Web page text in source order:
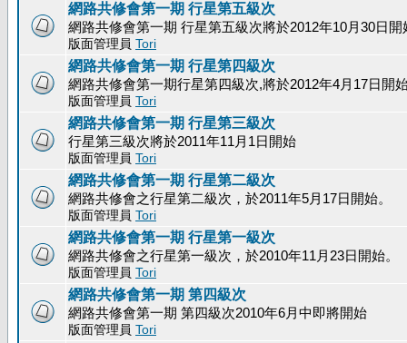
網路共修會第一期 行星第五級次
網路共修會第一期 行星第五級次將於2012年10月30日開
版面管理員 Tori
網路共修會第一期 行星第四級次
網路共修會第一期行星第四級次,將於2012年4月17日開
版面管理員 Tori
網路共修會第一期 行星第三級次
行星第三級次將於2011年11月1日開始
版面管理員 Tori
網路共修會第一期 行星第二級次
網路共修會之行星第二級次，於2011年5月17日開始。
版面管理員 Tori
網路共修會第一期 行星第一級次
網路共修會之行星第一級次，於2010年11月23日開始。
版面管理員 Tori
網路共修會第一期 第四級次
網路共修會第一期 第四級次2010年6月中即將開始
版面管理員 Tori